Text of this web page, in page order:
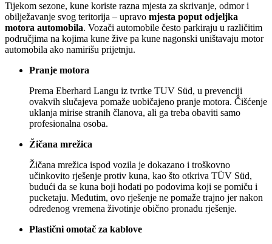
Tijekom sezone, kune koriste razna mjesta za skrivanje, odmor i
obilježavanje svog teritorija – upravo mjesta poput odjeljka
motora automobila. Vozači automobile često parkiraju u različitim
područjima na kojima kune žive pa kune nagonski uništavaju motor
automobila ako namirišu prijetnju.
Pranje motora
Prema Eberhard Langu iz tvrtke TUV Süd, u prevenciji
ovakvih slučajeva pomaže uobičajeno pranje motora. Čišćenje
uklanja mirise stranih članova, ali ga treba obaviti samo
profesionalna osoba.
Žičana mrežica
Žičana mrežica ispod vozila je dokazano i troškovno
učinkovito rješenje protiv kuna, kao što otkriva TÜV Süd,
budući da se kuna boji hodati po podovima koji se pomiču i
pucketaju. Međutim, ovo rješenje ne pomaže trajno jer nakon
određenog vremena životinje obično pronađu rješenje.
Plastični omotač za kablove